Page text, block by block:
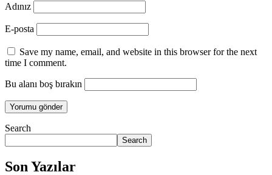
Adınız
E-posta
Save my name, email, and website in this browser for the next
time I comment.
Bu alanı boş bırakın
Search
Search
Son Yazılar